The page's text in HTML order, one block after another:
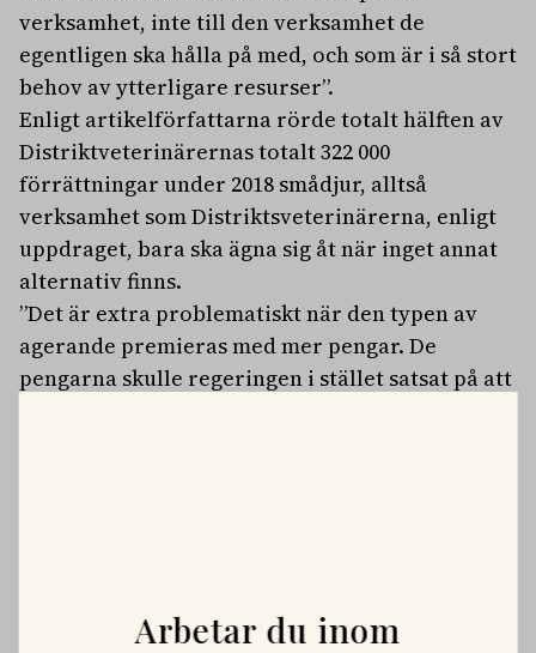
verksamhet, inte till den verksamhet de
egentligen ska hålla på med, och som är i så stort
behov av ytterligare resurser”.
Enligt artikelförfattarna rörde totalt hälften av
Distriktveterinärernas totalt 322 000
förrättningar under 2018 smådjur, alltså
verksamhet som Distriktsveterinärerna, enligt
uppdraget, bara ska ägna sig åt när inget annat
alternativ finns.
”Det är extra problematiskt när den typen av
agerande premieras med mer pengar. De
pengarna skulle regeringen i stället satsat på att
Vi söker två specialistveterinärer!
Arbetar du inom